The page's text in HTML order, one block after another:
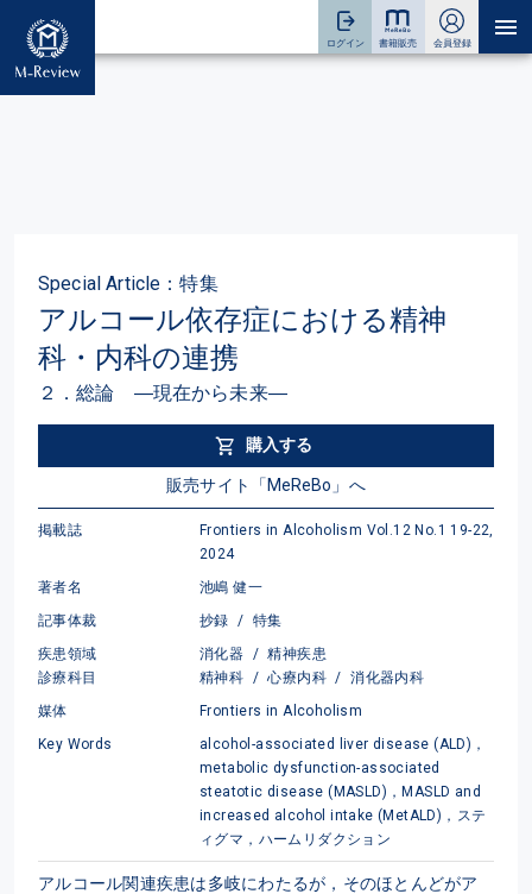
Special Article：特集
アルコール依存症における精神
科・内科の連携
２．総論 ―現在から未来―
購入する
販売サイト「MeReBo」へ
掲載誌
Frontiers in Alcoholism Vol.12 No.1 19-22,
2024
著者名
池嶋 健一
記事体裁
抄録 / 特集
疾患領域
消化器 / 精神疾患
診療科目
精神科 / 心療内科 / 消化器内科
媒体
Frontiers in Alcoholism
Key Words
alcohol-associated liver disease (ALD)，
metabolic dysfunction-associated
steatotic disease (MASLD)，MASLD and
increased alcohol intake (MetALD)，ステ
ィグマ，ハームリダクション
アルコール関連疾患は多岐にわたるが，そのほとんどがア